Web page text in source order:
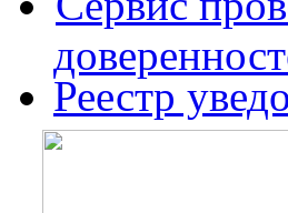
Реестр